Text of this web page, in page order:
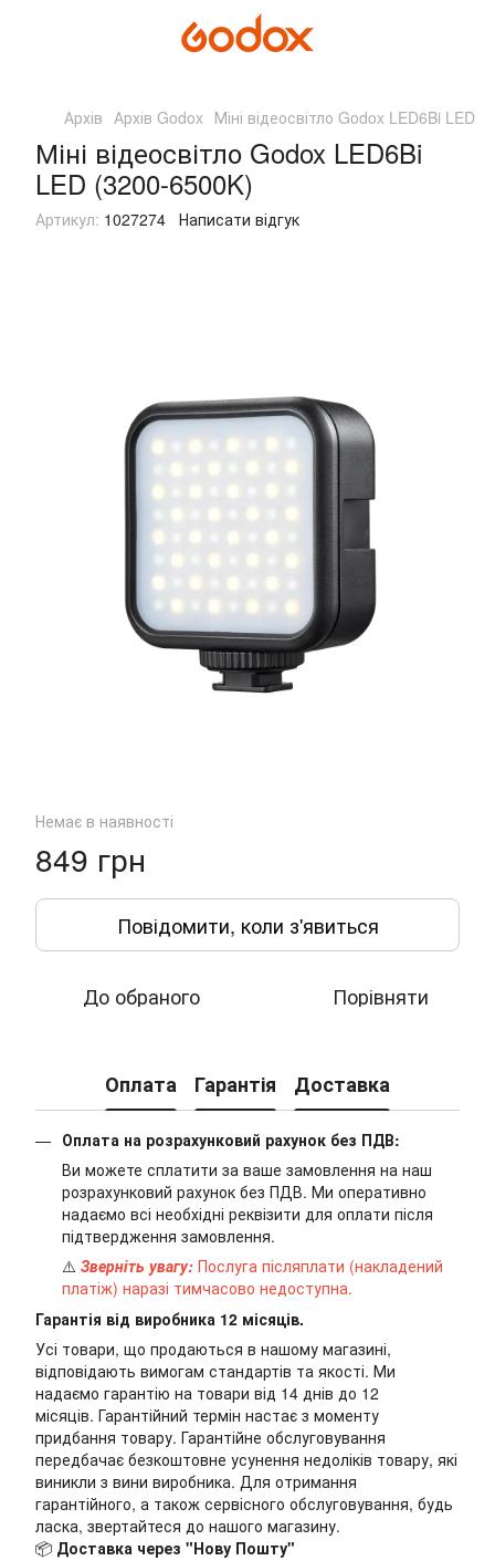
Архів Архів Godox Міні відеосвітло Godox LED6Bi LED
Міні відеосвітло Godox LED6Bi
LED (3200-6500K)
Артикул: 1027274 Написати відгук
Немає в наявності
849 грн
Повідомити, коли з'явиться
До обраного Порівняти
Оплата Гарантія Доставка
Оплата на розрахунковий рахунок без ПДВ:
Ви можете сплатити за ваше замовлення на наш
розрахунковий рахунок без ПДВ. Ми оперативно
надаємо всі необхідні реквізити для оплати після
підтвердження замовлення.
⚠️ Зверніть увагу: Послуга післяплати (накладений
платіж) наразі тимчасово недоступна.
Гарантія від виробника 12 місяців.
Усі товари, що продаються в нашому магазині,
відповідають вимогам стандартів та якості. Ми
надаємо гарантію на товари від 14 днів до 12
місяців. Гарантійний термін настає з моменту
придбання товару. Гарантійне обслуговування
передбачає безкоштовне усунення недоліків товару, які
виникли з вини виробника. Для отримання
гарантійного, а також сервісного обслуговування, будь
ласка, звертайтеся до нашого магазину.
📦 Доставка через "Нову Пошту"